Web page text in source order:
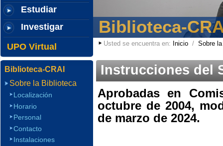
Estudiar
Investigar
UPO Virtual
Biblioteca-
Usted se encuentra en: Inicio/ Sobre
Instrucciones del
Aprobadas en
octubre de 2004,
de marzo de 2024.
Biblioteca-CRAI
Sobre la Biblioteca
Localización
Horario
Personal
Contacto
Instalaciones